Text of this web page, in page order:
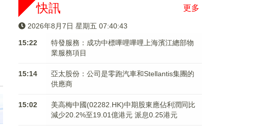
更多
快訊
2026年8月7日 星期五 07:40:44
15:22
特發服務：成功中標嗶哩嗶哩上海濱江總部物
業服務項目
15:14
亞太股份：公司是零跑汽車和Stellantis集團的
供應商
15:02
美高梅中國(02282.HK)中期股東應佔利潤同比
減少20.2%至19.01億港元 派息0.25港元